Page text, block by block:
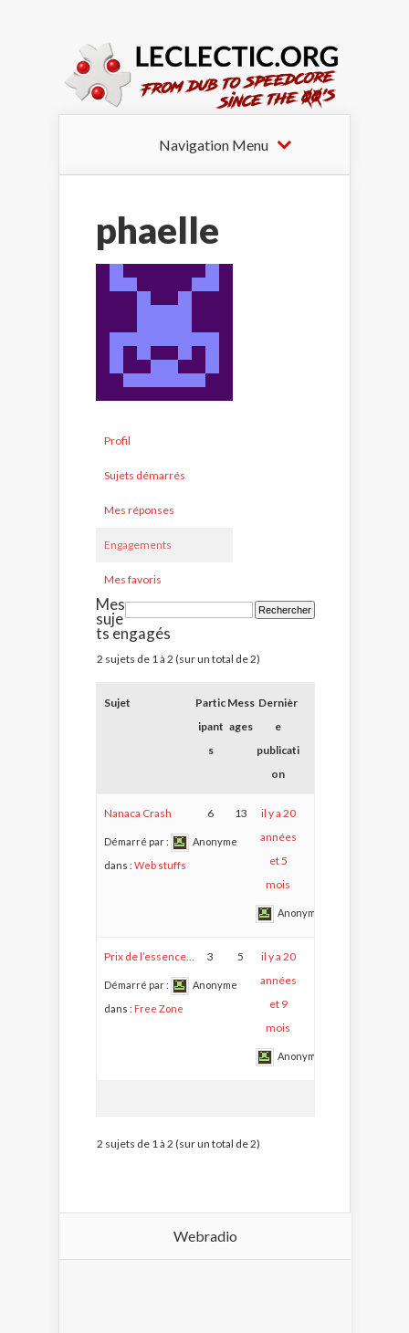
Navigation Menu
phaelle
Profil
Sujets démarrés
Mes réponses
Engagements
Mes favoris
Mes
suje
ts engagés
2 sujets de 1 à 2 (sur un total de 2)
Sujet
Partic
ipant
s
Mess
ages
Dernièr
e
publicati
on
Nanaca Crash
Démarré par :
Anonyme
dans : Web stuffs
6 13
il y a 20
années
et 5
mois
Anonyme
Prix de l’essence…
Démarré par :
Anonyme
dans : Free Zone
3 5
il y a 20
années
et 9
mois
Anonyme
2 sujets de 1 à 2 (sur un total de 2)
Webradio